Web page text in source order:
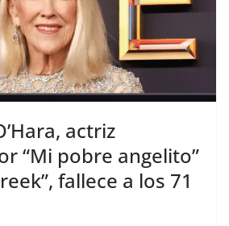
actriz
“Mi pobre angelito”
fallece a los 71